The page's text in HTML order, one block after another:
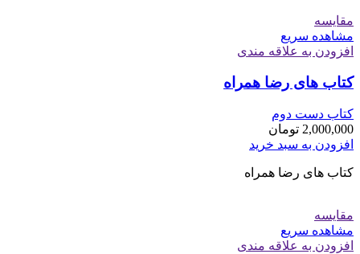
مقایسه
مشاهده سریع
افزودن به علاقه مندی
کتاب های رضا همراه
کتاب دست دوم
2,000,000 تومان
افزودن به سبد خرید
کتاب های رضا همراه
مقایسه
مشاهده سریع
افزودن به علاقه مندی